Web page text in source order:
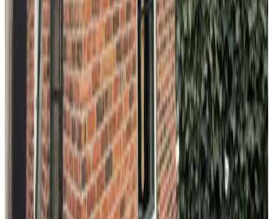
Mai 2026
8.8